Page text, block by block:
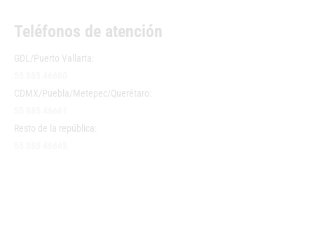
Teléfonos de atención
GDL/Puerto Vallarta:
CDMX/Puebla/Metepec/Querétaro:
Resto de la república: